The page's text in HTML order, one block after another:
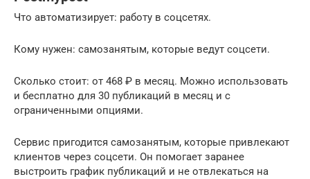
Что автоматизирует: работу в соцсетях.
Кому нужен: самозанятым, которые ведут соцсети.
Сколько стоит: от 468 ₽ в месяц. Можно использовать
и бесплатно для 30 публикаций в месяц и с
ограниченными опциями.
Сервис пригодится самозанятым, которые привлекают
клиентов через соцсети. Он помогает заранее
выстроить график публикаций и не отвлекаться на